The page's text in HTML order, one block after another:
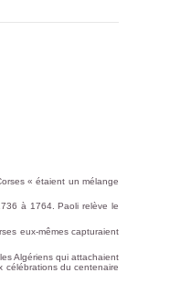
« étaient un mélange
à 1764. Paoli relève le
eux-mêmes capturaient
Algériens qui attachaient
célébrations du centenaire